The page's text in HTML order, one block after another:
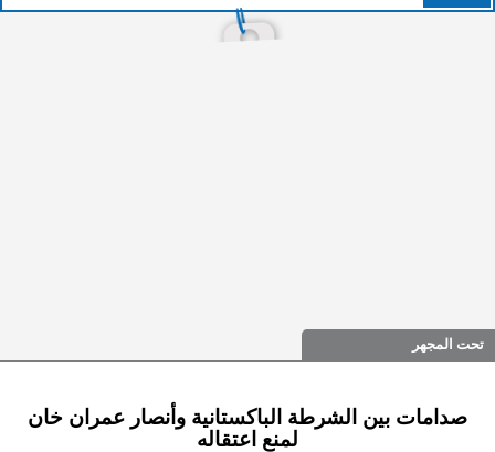
تحت المجهر
صدامات بين الشرطة الباكستانية وأنصار عمران خان
لمنع اعتقاله